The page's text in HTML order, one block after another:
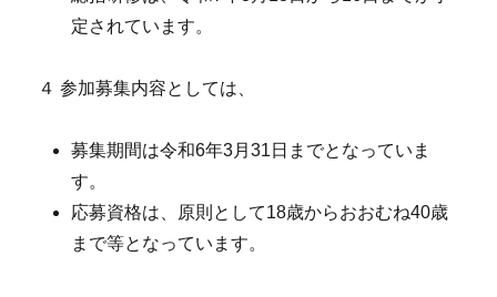
定されています。
４ 参加募集内容としては、
募集期間は令和6年3月31日までとなっていま
す。
応募資格は、原則として18歳からおおむね40歳
まで等となっています。